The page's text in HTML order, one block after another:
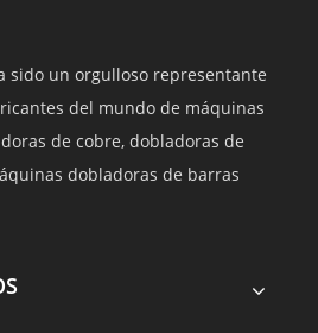
sido un orgulloso representante
del mundo de máquinas
de cobre, dobladoras de
dobladoras de barras